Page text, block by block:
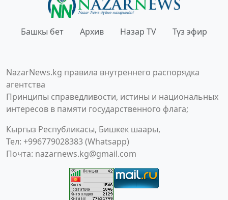
Башкы бет Архив Назар TV Түз эфир
NazarNews.kg правила внутреннего распорядка
агентства
Принципы справедливости, истины и национальных
интересов в памяти государственного флага;
Кыргыз Республикасы, Бишкек шаары,
Тел: +996779028383 (Whatsapp)
Почта: nazarnews.kg@gmail.com